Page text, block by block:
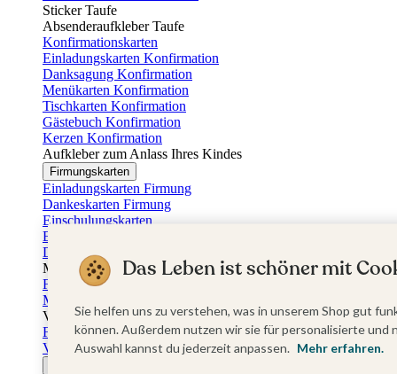
Sticker Taufe
Absenderaufkleber Taufe
Konfirmationskarten
Einladungskarten Konfirmation
Danksagung Konfirmation
Menükarten Konfirmation
Tischkarten Konfirmation
Gästebuch Konfirmation
Kerzen Konfirmation
Aufkleber zum Anlass Ihres Kindes
Firmungskarten
Einladungskarten Firmung
Dankeskarten Firmung
Einschulungskarten
Einladungskarten Einschulung
Danksagung Einschulung
Muttertag
Fotogeschenke Muttertag
Muttertagskarten
Vatertag
Fotogeschenke Vatertag
Vatertagskarten
Das Leben ist schöner mit
Sie helfen uns zu verstehen, was in unserem Shop gut
können. Außerdem nutzen wir sie für personalisierte
Auswahl kannst du jederzeit anpassen. Mehr erfahren.